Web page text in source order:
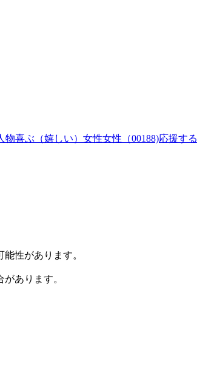
物喜ぶ（嬉しい） 女性女性（00188)応援する
性があります。
あります。